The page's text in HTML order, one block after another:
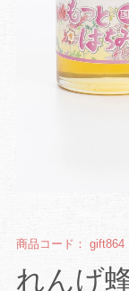
商品コード： gift864
れんげ